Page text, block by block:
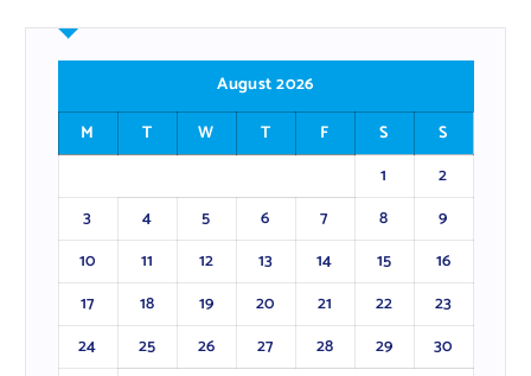
August 2026
M
T W T F S
S
1
2
3
4 5 6 7 8
9
10
11 12 13 14 15
16
17
18 19 20 21 22
23
24
25 26 27 28 29
30